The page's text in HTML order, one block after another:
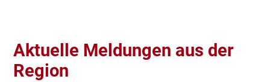
Aktuelle Meldungen aus der
Region